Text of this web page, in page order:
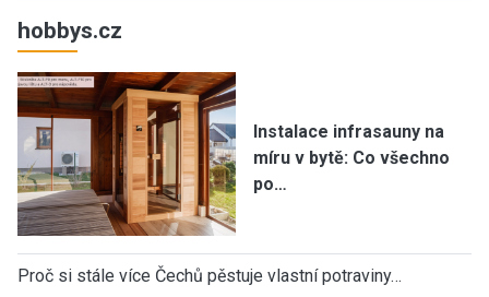
hobbys.cz
Instalace infrasauny na
míru v bytě: Co všechno
po…
Proč si stále více Čechů pěstuje vlastní potraviny…